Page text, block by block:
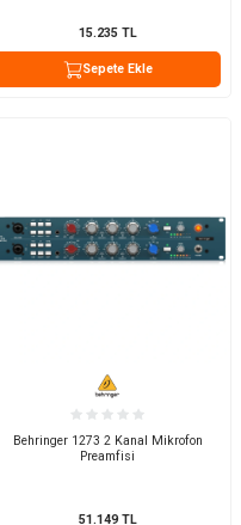
15.235TL
Sepete Ekle
Behringer 1273 2 Kanal Mikrofon
Preamfisi
51.149TL